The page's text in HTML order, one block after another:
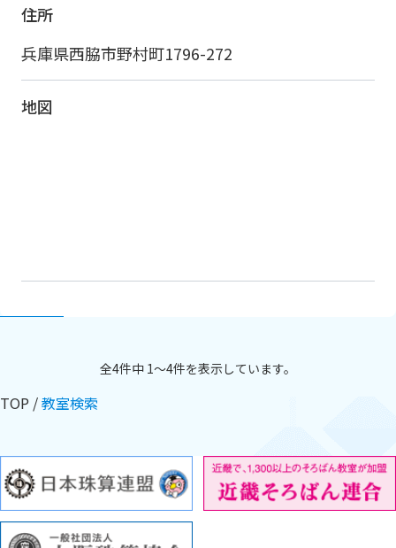
住所
兵庫県西脇市野村町1796-272
地図
全4件中 1〜4件を表示しています。
TOP 教室検索